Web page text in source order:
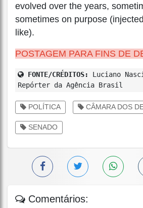
evolved over the years,
sometimes on purpose
like).
POSTAGEM PARA FINS DE
FONTE/CRÉDITOS:
Luciano
Repórter da Agência Brasil
POLÍTICA CÂMARA DOS
SENADO
Comentários: